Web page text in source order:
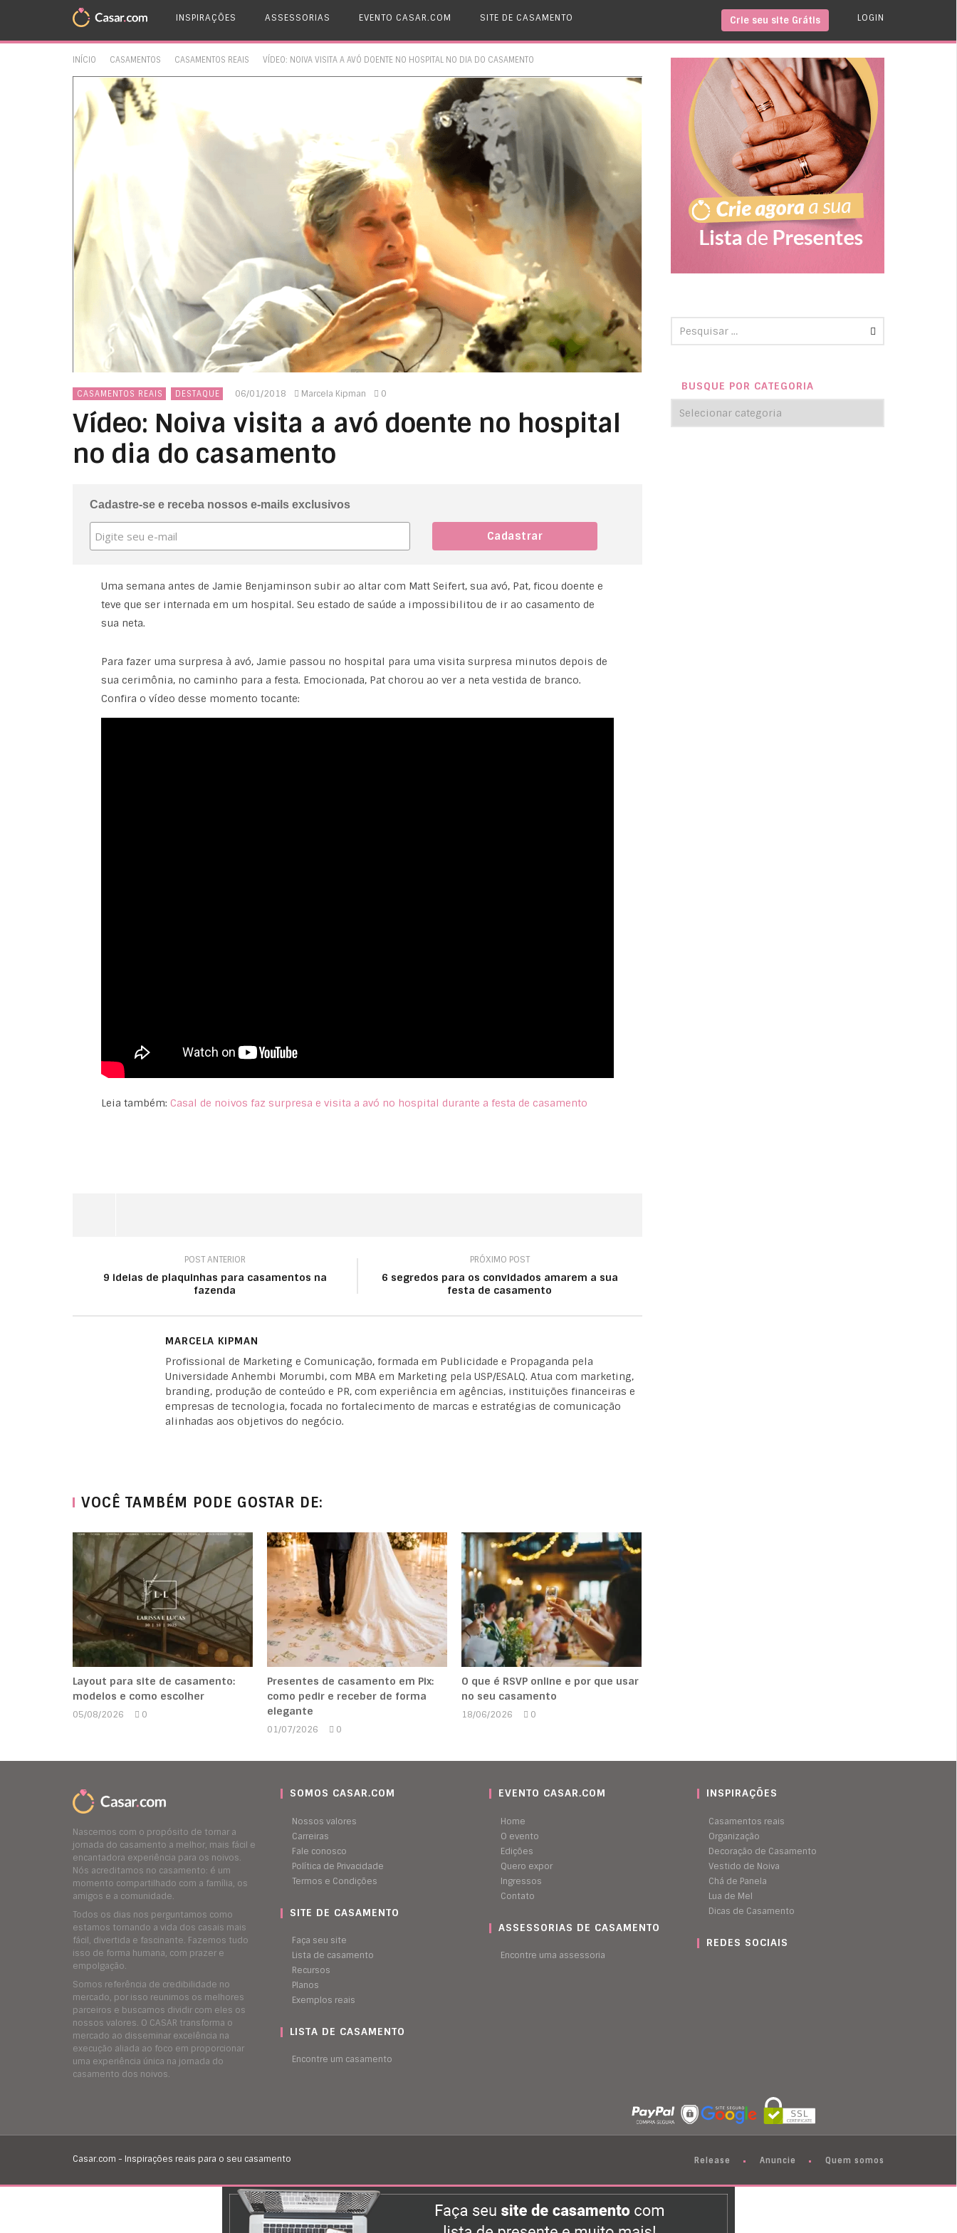
INSPIRAÇÕES ASSESSORIAS EVENTO CASAR.COM SITE DE CASAMENTO LOGIN
Crie seu site Grátis
INÍCIO CASAMENTOS CASAMENTOS REAIS VÍDEO: NOIVA VISITA A AVÓ DOENTE NO HOSPITAL NO DIA DO CASAMENTO
CASAMENTOS REAIS DESTAQUE 06/01/2018 Marcela Kipman 0
Vídeo: Noiva visita a avó doente no hospital
no dia do casamento
Cadastre-se e receba nossos e-mails exclusivos
Uma semana antes de Jamie Benjaminson subir ao altar com Matt Seifert, sua avó, Pat, ficou doente e
teve que ser internada em um hospital. Seu estado de saúde a impossibilitou de ir ao casamento de
sua neta.
Para fazer uma surpresa à avó, Jamie passou no hospital para uma visita surpresa minutos depois de
sua cerimônia, no caminho para a festa. Emocionada, Pat chorou ao ver a neta vestida de branco.
Confira o vídeo desse momento tocante:
Leia também: Casal de noivos faz surpresa e visita a avó no hospital durante a festa de casamento
POST ANTERIOR
9 ideias de plaquinhas para casamentos na
fazenda
PRÓXIMO POST
6 segredos para os convidados amarem a sua
festa de casamento
MARCELA KIPMAN
Profissional de Marketing e Comunicação, formada em Publicidade e Propaganda pela
Universidade Anhembi Morumbi, com MBA em Marketing pela USP/ESALQ. Atua com marketing,
branding, produção de conteúdo e PR, com experiência em agências, instituições financeiras e
empresas de tecnologia, focada no fortalecimento de marcas e estratégias de comunicação
alinhadas aos objetivos do negócio.
VOCÊ TAMBÉM PODE GOSTAR DE:
Layout para site de casamento:
modelos e como escolher
05/08/2026
0
Presentes de casamento em Pix:
como pedir e receber de forma
elegante
01/07/2026
0
O que é RSVP online e por que usar
no seu casamento
18/06/2026
0
BUSQUE POR CATEGORIA
Nascemos com o propósito de tornar a
jornada do casamento a melhor, mais fácil e
encantadora experiência para os noivos.
Nós acreditamos no casamento: é um
momento compartilhado com a família, os
amigos e a comunidade.
Todos os dias nos perguntamos como
estamos tornando a vida dos casais mais
fácil, divertida e fascinante. Fazemos tudo
isso de forma humana, com prazer e
empolgação.
Somos referência de credibilidade no
mercado, por isso reunimos os melhores
parceiros e buscamos dividir com eles os
nossos valores. O CASAR transforma o
mercado ao disseminar excelência na
execução aliada ao foco em proporcionar
uma experiência única na jornada do
casamento dos noivos.
SOMOS CASAR.COM
Nossos valores
Carreiras
Fale conosco
Política de Privacidade
Termos e Condições
SITE DE CASAMENTO
Faça seu site
Lista de casamento
Recursos
Planos
Exemplos reais
LISTA DE CASAMENTO
Encontre um casamento
EVENTO CASAR.COM
Home
O evento
Edições
Quero expor
Ingressos
Contato
ASSESSORIAS DE CASAMENTO
Encontre uma assessoria
INSPIRAÇÕES
Casamentos reais
Organização
Decoração de Casamento
Vestido de Noiva
Chá de Panela
Lua de Mel
Dicas de Casamento
REDES SOCIAIS
Casar.com - Inspirações reais para o seu casamento Release Anuncie Quem somos